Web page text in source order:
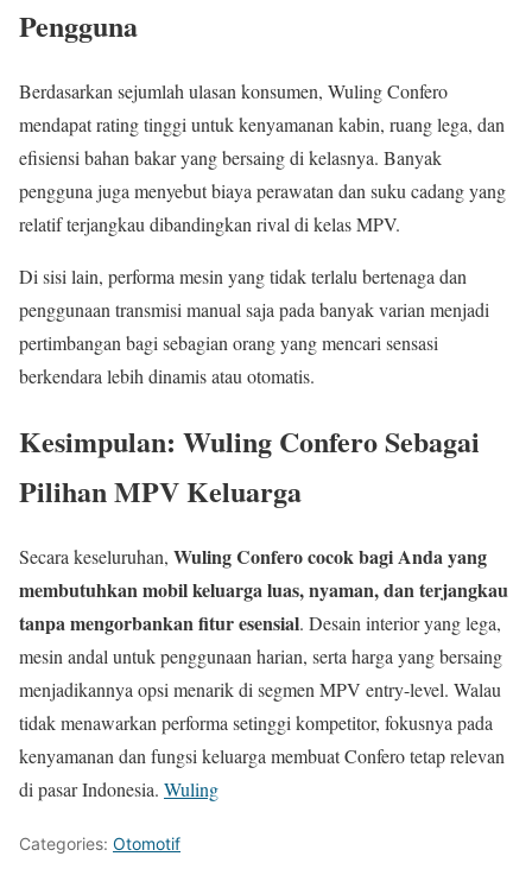
Pengguna
Berdasarkan sejumlah ulasan konsumen, Wuling Confero
mendapat rating tinggi untuk kenyamanan kabin, ruang lega, dan
efisiensi bahan bakar yang bersaing di kelasnya. Banyak
pengguna juga menyebut biaya perawatan dan suku cadang yang
relatif terjangkau dibandingkan rival di kelas MPV.
Di sisi lain, performa mesin yang tidak terlalu bertenaga dan
penggunaan transmisi manual saja pada banyak varian menjadi
pertimbangan bagi sebagian orang yang mencari sensasi
berkendara lebih dinamis atau otomatis.
Kesimpulan: Wuling Confero Sebagai
Pilihan MPV Keluarga
Secara keseluruhan, Wuling Confero cocok bagi Anda yang
membutuhkan mobil keluarga luas, nyaman, dan terjangkau
tanpa mengorbankan fitur esensial. Desain interior yang lega,
mesin andal untuk penggunaan harian, serta harga yang bersaing
menjadikannya opsi menarik di segmen MPV entry-level. Walau
tidak menawarkan performa setinggi kompetitor, fokusnya pada
kenyamanan dan fungsi keluarga membuat Confero tetap relevan
di pasar Indonesia. Wuling
Categories: Otomotif